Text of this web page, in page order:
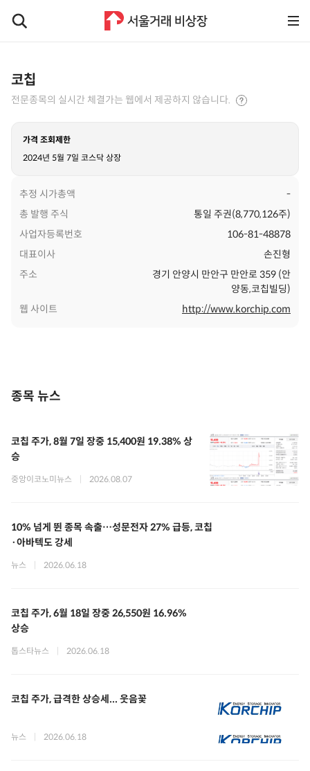
코칩
전문종목의 실시간 체결가는 웹에서 제공하지 않습니다.
가격 조회제한
2024년 5월 7일 코스닥 상장
추정 시가총액
-
총 발행 주식
통일 주권(8,770,126주)
사업자등록번호
106-81-48878
대표이사
손진형
주소
경기 안양시 만안구 만안로 359 (안
양동,코칩빌딩)
웹 사이트
http://www.korchip.com
종목 뉴스
코칩 주가, 8월 7일 장중 15,400원 19.38% 상
승
중앙이코노미뉴스 2026.08.07
10% 넘게 뛴 종목 속출…성문전자 27% 급등, 코칩
·아바텍도 강세
뉴스 2026.06.18
코칩 주가, 6월 18일 장중 26,550원 16.96%
상승
톱스타뉴스 2026.06.18
코칩 주가, 급격한 상승세... 웃음꽃
뉴스 2026.06.18